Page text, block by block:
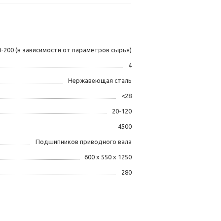
200 (в зависимости от параметров сырья)
4
Нержавеющая сталь
<28
20-120
4500
Подшипников приводного вала
600 х 550 х 1250
280